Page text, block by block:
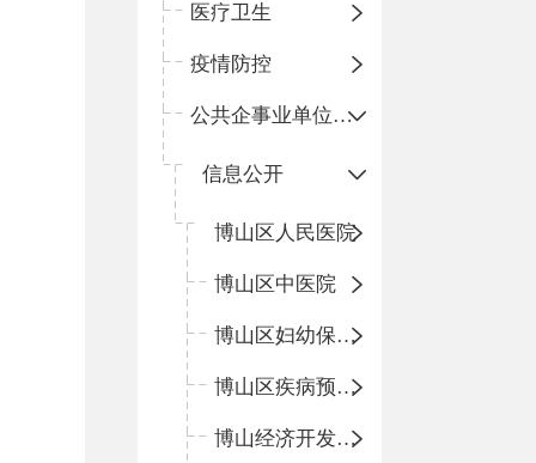
医疗卫生
疫情防控
公共企事业单位信息公开
信息公开
​博山区人民医院
博山区中医院
博山区妇幼保健院
博山区疾病预防控制中心
博山经济开发区卫生院